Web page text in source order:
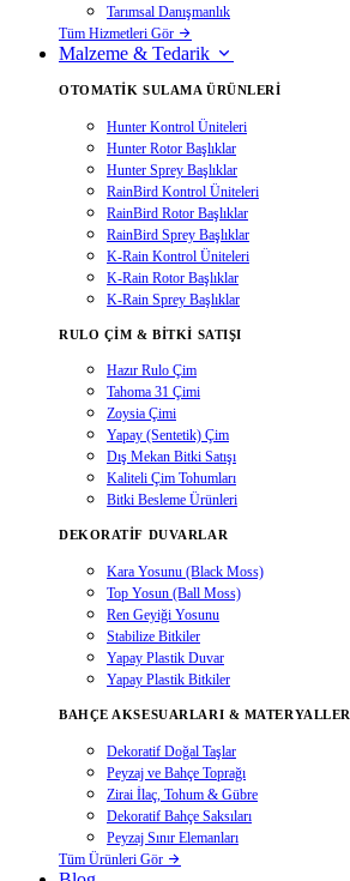
Tarımsal Danışmanlık
Tüm Hizmetleri Gör
Malzeme & Tedarik
OTOMATIK SULAMA ÜRÜNLERI
Hunter Kontrol Üniteleri
Hunter Rotor Başlıklar
Hunter Sprey Başlıklar
RainBird Kontrol Üniteleri
RainBird Rotor Başlıklar
RainBird Sprey Başlıklar
K-Rain Kontrol Üniteleri
K-Rain Rotor Başlıklar
K-Rain Sprey Başlıklar
RULO ÇIM & BITKI SATIŞI
Hazır Rulo Çim
Tahoma 31 Çimi
Zoysia Çimi
Yapay (Sentetik) Çim
Dış Mekan Bitki Satışı
Kaliteli Çim Tohumları
Bitki Besleme Ürünleri
DEKORATIF DUVARLAR
Kara Yosunu (Black Moss)
Top Yosun (Ball Moss)
Ren Geyiği Yosunu
Stabilize Bitkiler
Yapay Plastik Duvar
Yapay Plastik Bitkiler
BAHÇE AKSESUARLARI & MATERYALLER
Dekoratif Doğal Taşlar
Peyzaj ve Bahçe Toprağı
Zirai İlaç, Tohum & Gübre
Dekoratif Bahçe Saksıları
Peyzaj Sınır Elemanları
Tüm Ürünleri Gör